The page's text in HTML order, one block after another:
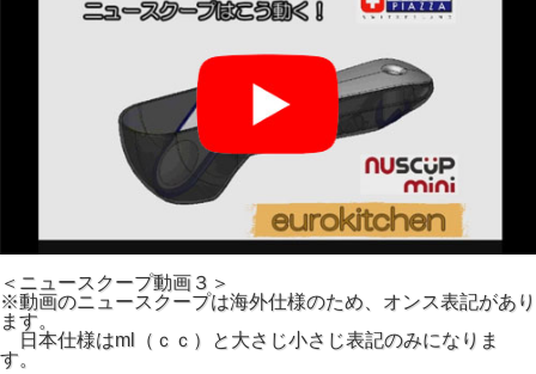
＜ニュースクープ動画３＞
※動画のニュースクープは海外仕様のため、オンス表記があり
ます。
日本仕様はml（ｃｃ）と大さじ小さじ表記のみになりま
す。